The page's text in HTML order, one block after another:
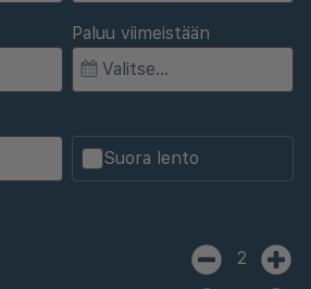
Paluu viimeistään
Suora lento
2